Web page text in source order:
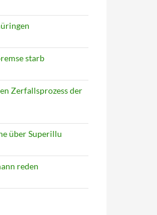
starb
Zerfallsprozess der
über Superillu
reden